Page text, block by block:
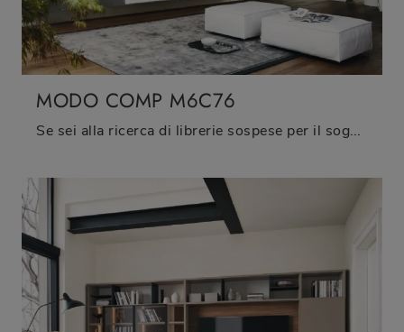
MODO COMP M6C76
Se sei alla ricerca di librerie sospese per il soggiorno, clicca e scopri le nostre soluzioni moderne: il modello Modo Comp M6C76 Sangiacomo ti ...